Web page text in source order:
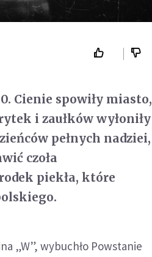
Cienie spowiły miasto,
i zaułków wyłoniły
pełnych nadziei,
czoła
piekła, które
„W”, wybuchło Powstanie